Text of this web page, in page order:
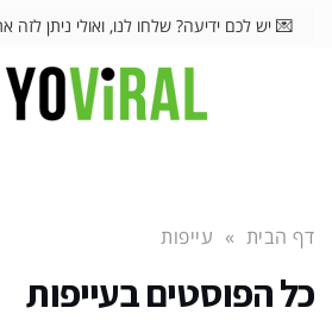
💌 יש לכם ידיעה? שלחו לנו, ואולי ניתן
דף הבית » עייפות
כל הפוסטים בעייפות